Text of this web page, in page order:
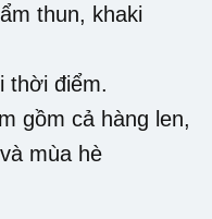
thun, khaki
thời điểm.
gồm cả hàng len,
mùa hè